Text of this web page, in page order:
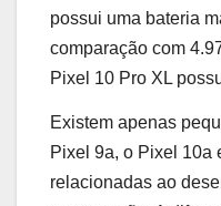
possui uma bateria
comparação com
Pixel 10 Pro XL
Existem apenas
Pixel 9a, o Pixel 10a
relacionadas ao